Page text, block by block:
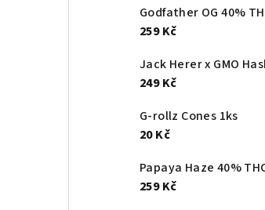
Godfather OG 40%
259 Kč
Jack Herer x GMO
249 Kč
G-rollz Cones 1ks
20 Kč
Papaya Haze 40%
259 Kč